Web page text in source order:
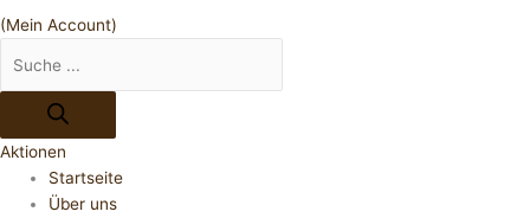
(Mein Account)
Aktionen
Startseite
Über uns